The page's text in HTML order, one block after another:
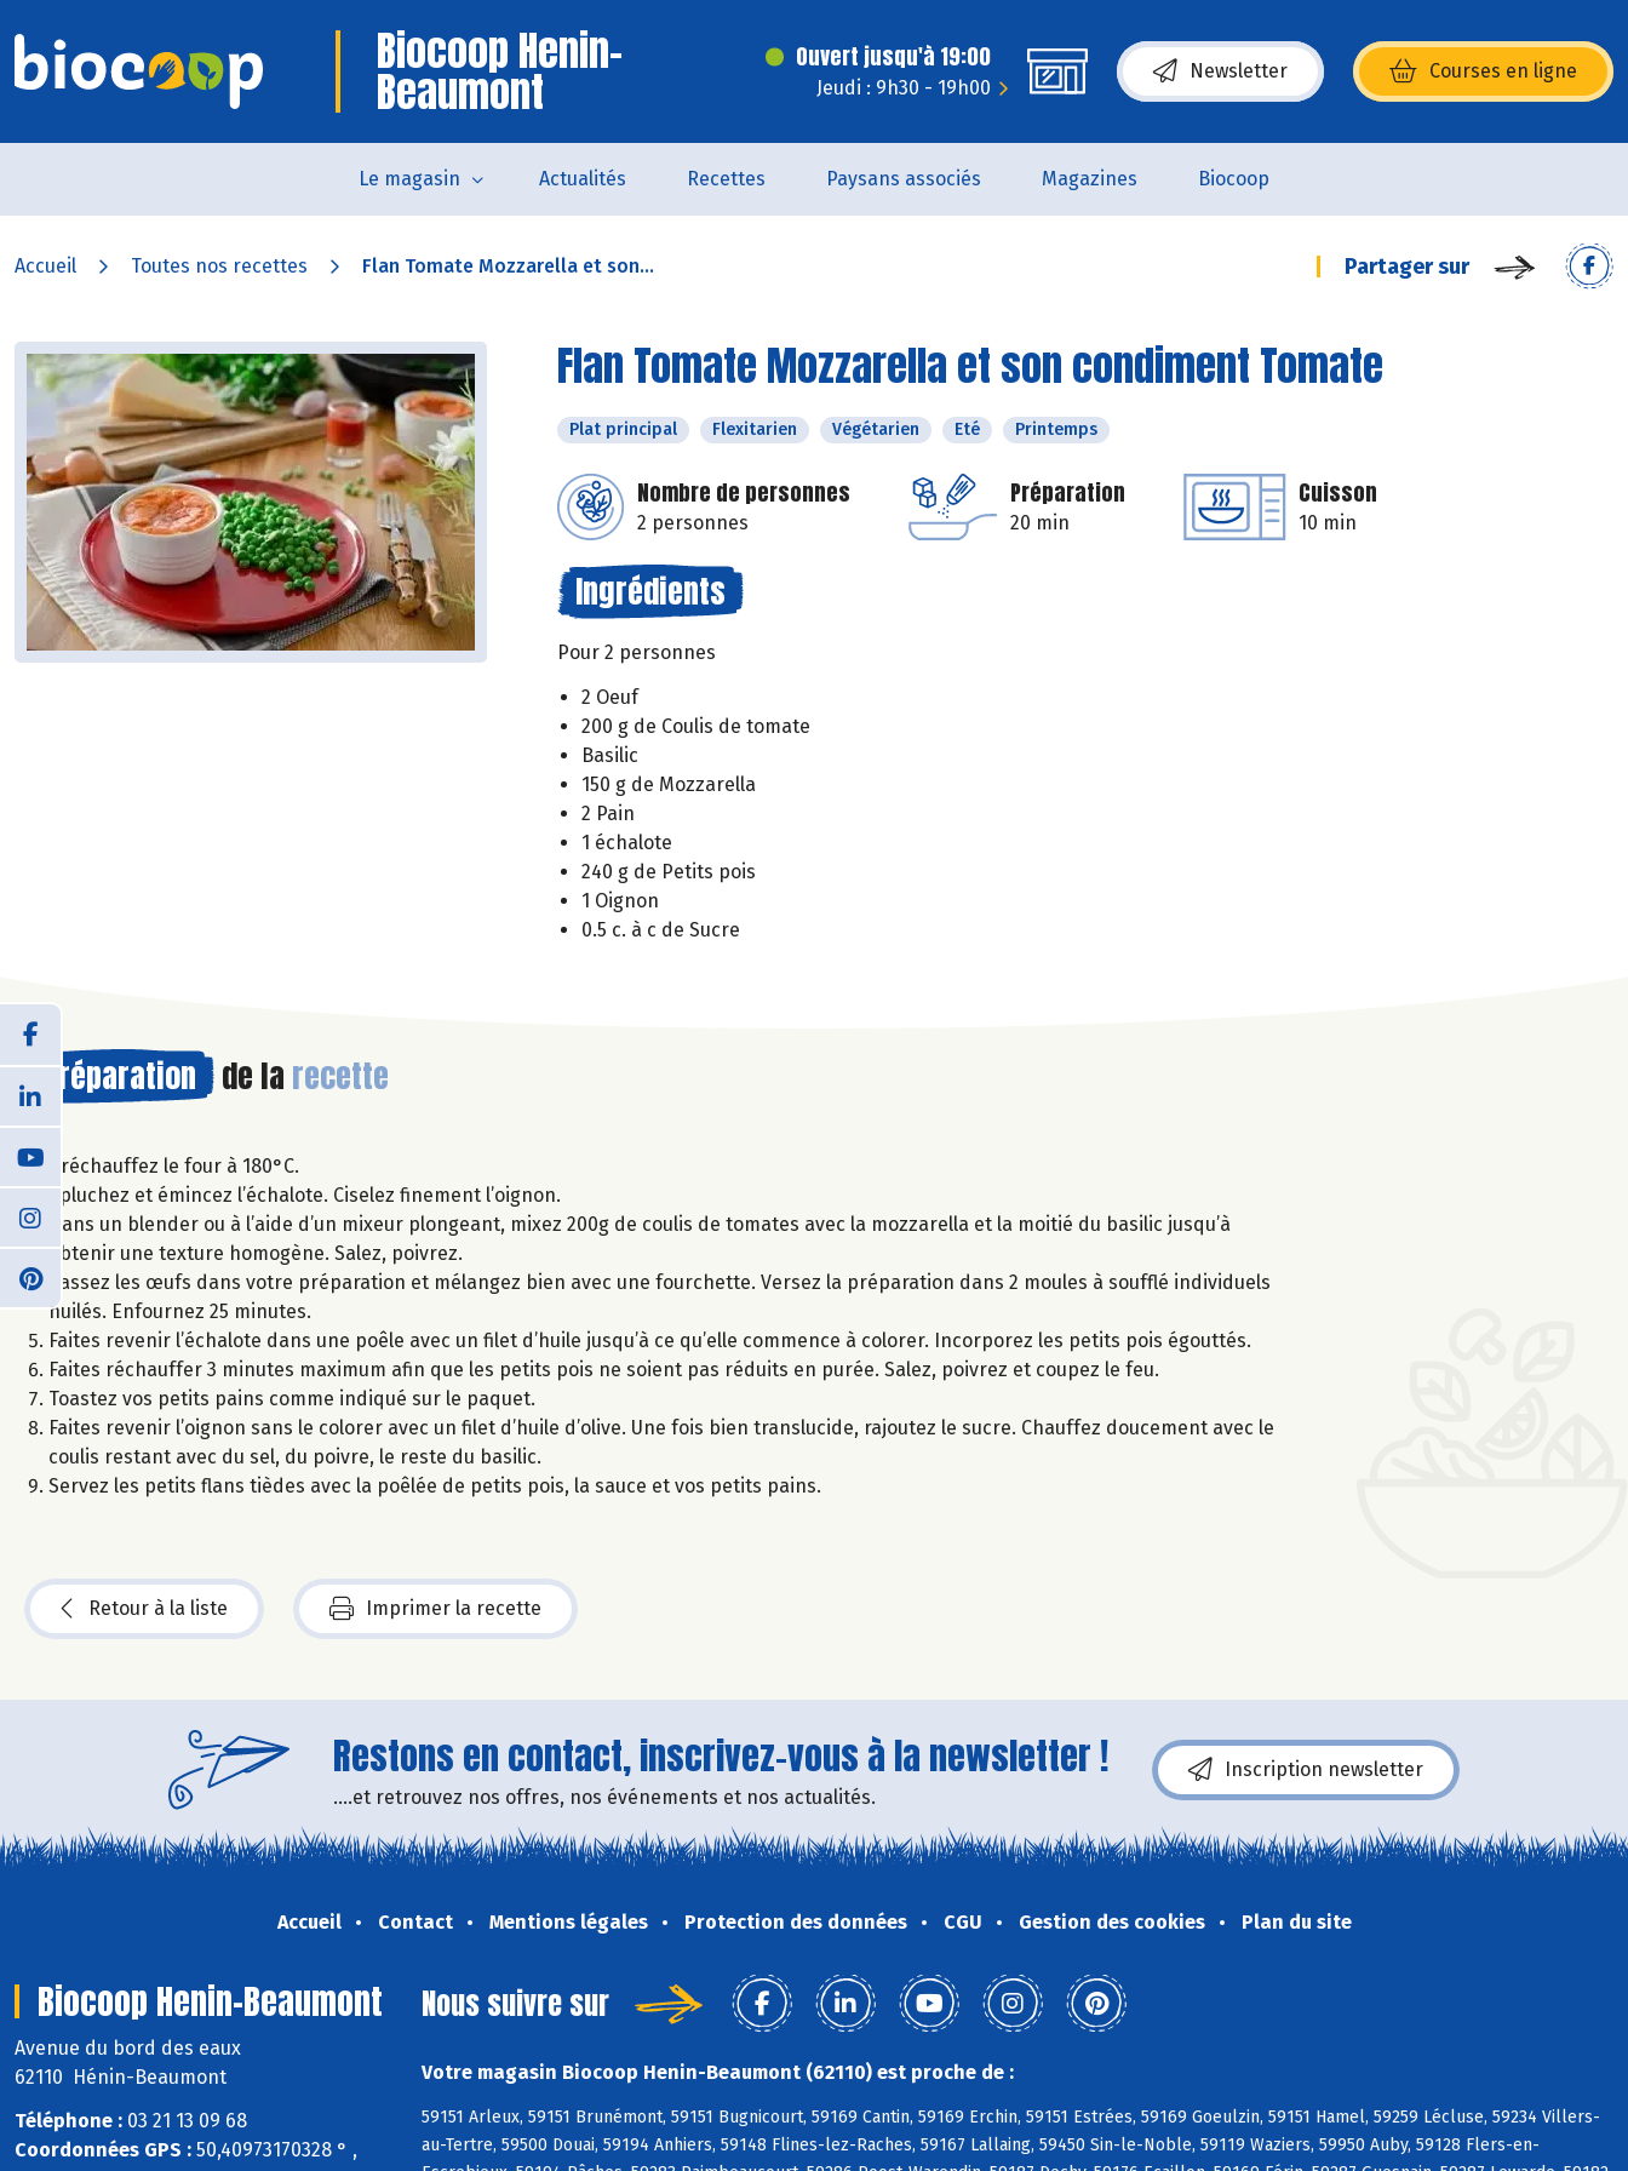
Biocoop Henin-
Beaumont
Ouvert jusqu'à 19:00
Jeudi : 9h30 - 19h00
Newsletter Courses en ligne
(s’ouvre dans une nouvelle fenêtre)
Le magasin Actualités Recettes Paysans associés Magazines Biocoop
Accueil Toutes nos recettes Flan Tomate Mozzarella et son... Partager sur
Flan Tomate Mozzarella et son condiment Tomate
Plat principal Flexitarien Végétarien Eté Printemps
Nombre de personnes
2 personnes
Préparation
20 min
Cuisson
10 min
Ingrédients
Pour 2 personnes
2 Oeuf
200 g de Coulis de tomate
Basilic
150 g de Mozzarella
2 Pain
1 échalote
240 g de Petits pois
1 Oignon
0.5 c. à c de Sucre
Préparation de la recette
Préchauffez le four à 180°C.
Épluchez et émincez l’échalote. Ciselez finement l’oignon.
Dans un blender ou à l’aide d’un mixeur plongeant, mixez 200g de coulis de tomates avec la mozzarella et la moitié du basilic jusqu’à
obtenir une texture homogène. Salez, poivrez.
Cassez les œufs dans votre préparation et mélangez bien avec une fourchette. Versez la préparation dans 2 moules à soufflé individuels
huilés. Enfournez 25 minutes.
Faites revenir l’échalote dans une poêle avec un filet d’huile jusqu’à ce qu’elle commence à colorer. Incorporez les petits pois égouttés.
Faites réchauffer 3 minutes maximum afin que les petits pois ne soient pas réduits en purée. Salez, poivrez et coupez le feu.
Toastez vos petits pains comme indiqué sur le paquet.
Faites revenir l’oignon sans le colorer avec un filet d’huile d’olive. Une fois bien translucide, rajoutez le sucre. Chauffez doucement avec le
coulis restant avec du sel, du poivre, le reste du basilic.
Servez les petits flans tièdes avec la poêlée de petits pois, la sauce et vos petits pains.
Retour à la liste Imprimer la recette
Restons en contact, inscrivez-vous à la newsletter !
....et retrouvez nos offres, nos événements et nos actualités.
Inscription newsletter
Accueil Contact Mentions légales Protection des données CGU Gestion des cookies Plan du site
Biocoop Henin-Beaumont
Avenue du bord des eaux
62110 Hénin-Beaumont
Téléphone : 03 21 13 09 68
Coordonnées GPS : 50,40973170328 ° ,
Nous suivre sur
Votre magasin Biocoop Henin-Beaumont (62110) est proche de :
59151 Arleux, 59151 Brunémont, 59151 Bugnicourt, 59169 Cantin, 59169 Erchin, 59151 Estrées, 59169 Goeulzin, 59151 Hamel, 59259 Lécluse, 59234 Villers-
au-Tertre, 59500 Douai, 59194 Anhiers, 59148 Flines-lez-Raches, 59167 Lallaing, 59450 Sin-le-Noble, 59119 Waziers, 59950 Auby, 59128 Flers-en-